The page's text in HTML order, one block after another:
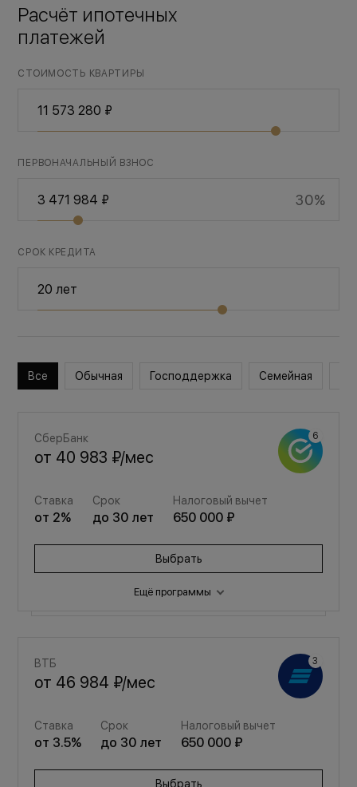
Расчёт ипотечных
платежей
СТОИМОСТЬ КВАРТИРЫ
ПЕРВОНАЧАЛЬНЫЙ ВЗНОС
30%
СРОК КРЕДИТА
Все Обычная Господдержка Семейная
СберБанк
от 40 983 ₽/мес
Ставка
от 2%
Срок
до 30 лет
Налоговый вычет
650 000 ₽
Выбрать
Ещё программы
от 54 878 ₽/мес
от3.5% до30 650 000 ₽
Выбрать
ВТБ
от 46 984 ₽/мес
Ставка
от 3.5%
Срок
до 30 лет
Налоговый вычет
650 000 ₽
Выбрать